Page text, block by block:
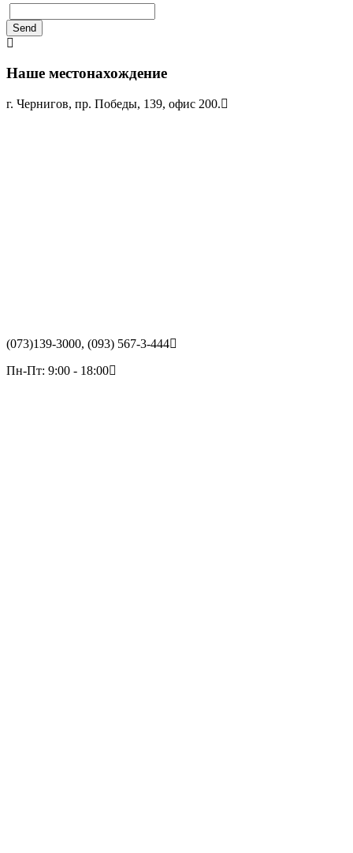
Send
Наше местонахождение
г. Чернигов, пр. Победы, 139, офис 200.
(073)139-3000, (093) 567-3-444
Пн-Пт: 9:00 - 18:00